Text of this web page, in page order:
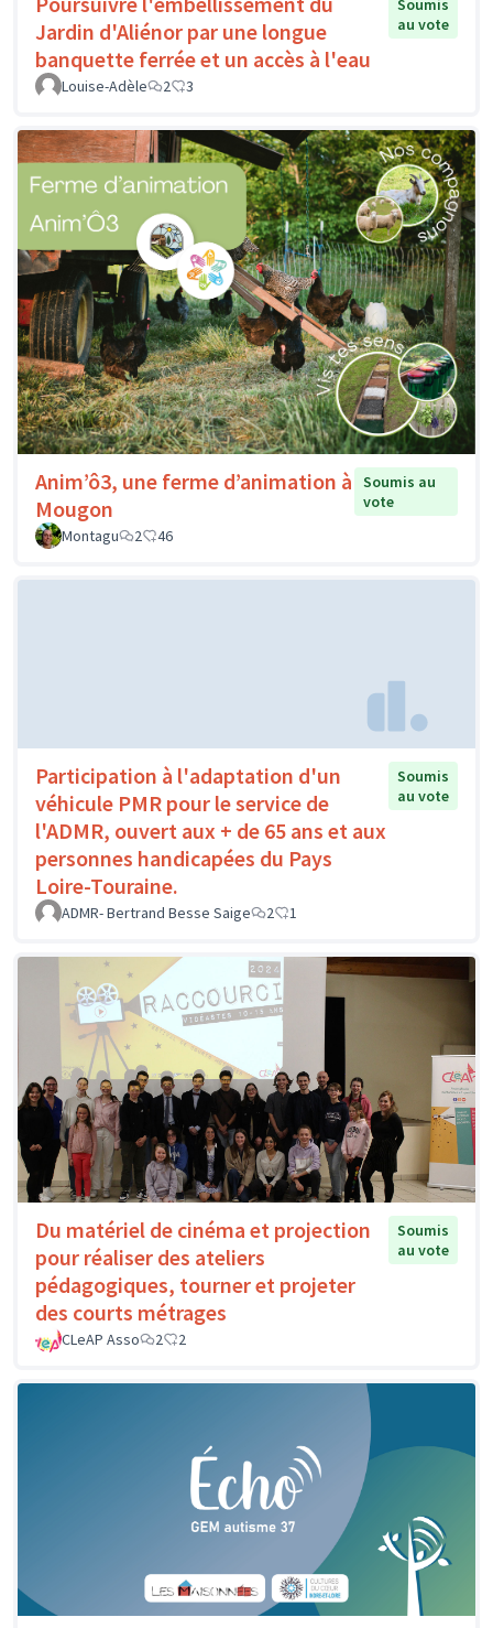
Jardin d'Aliénor par une longue
banquette ferrée et un accès à l'eau
Soumis
au vote
Louise-Adèle 2 3
Anim’ô3, une ferme d’animation à
Mougon
Soumis au
vote
Montagu
2 46
Participation à l'adaptation d'un
véhicule PMR pour le service de
l'ADMR, ouvert aux + de 65 ans et aux
personnes handicapées du Pays
Loire-Touraine.
Soumis
au vote
ADMR- Bertrand Besse Saige 2 1
Du matériel de cinéma et projection
pour réaliser des ateliers
pédagogiques, tourner et projeter
des courts métrages
Soumis
au vote
CLeAP Asso 2 2